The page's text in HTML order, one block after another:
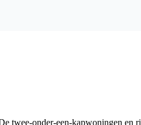
onder-een-kapwoningen en